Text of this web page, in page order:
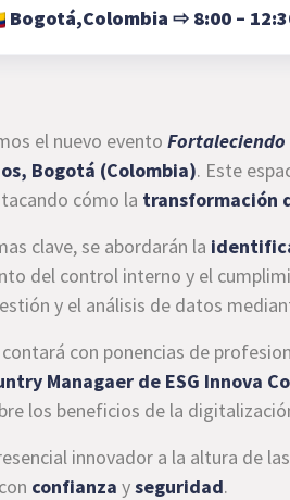
Bogotá,Colombia ⇨ 8:00 –
el nuevo evento Fortaleciendo
Bogotá (Colombia). Este
cómo la transformación
clave, se abordarán la
del control interno y el
y el análisis de datos
con ponencias de
Managaer de ESG Innova
los beneficios de la
innovador a la altura de
confianza yseguridad.